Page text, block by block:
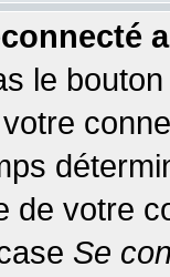
le
de votre
Se